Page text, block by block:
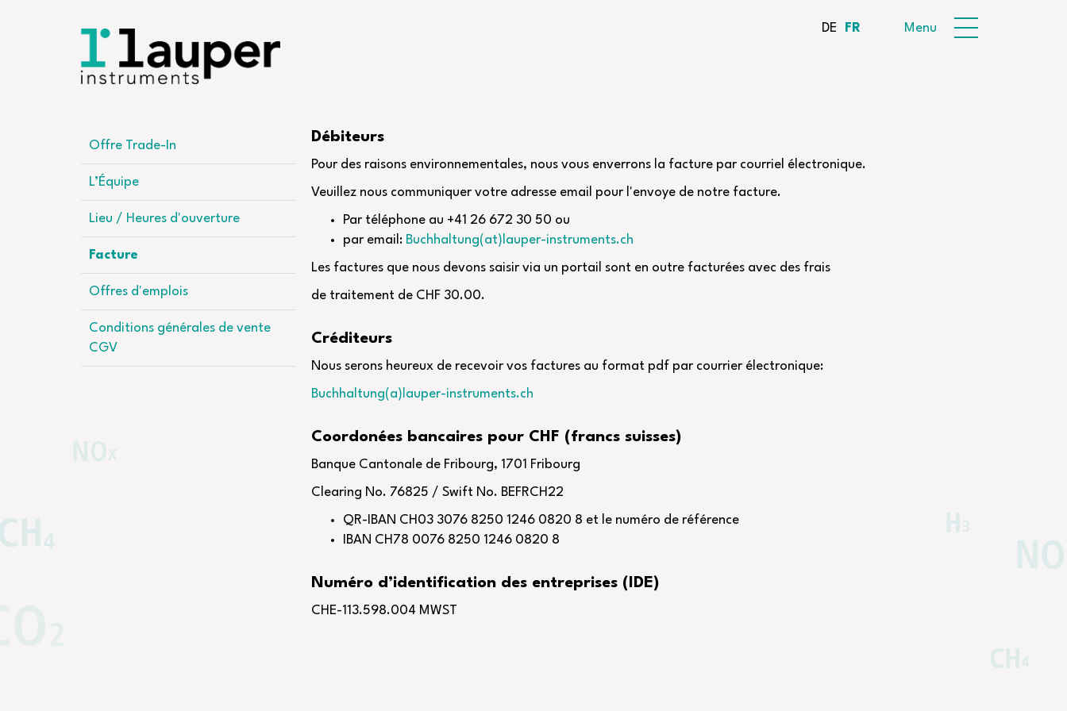
DE FR Menu
Offre Trade-In
L’Équipe
Lieu / Heures d'ouverture
Facture
Offres d'emplois
Conditions générales de vente
CGV
Débiteurs
Pour des raisons environnementales, nous vous enverrons la facture par courriel électronique.
Veuillez nous communiquer votre adresse email pour l'envoye de notre facture.
Par téléphone au +41 26 672 30 50 ou
par email: Buchhaltung(at)lauper-instruments.ch
Les factures que nous devons saisir via un portail sont en outre facturées avec des frais
de traitement de CHF 30.00.
Créditeurs
Nous serons heureux de recevoir vos factures au format pdf par courrier électronique:
Buchhaltung(a)lauper-instruments.ch
Coordonées bancaires pour CHF (francs suisses)
Banque Cantonale de Fribourg, 1701 Fribourg
Clearing No. 76825 / Swift No. BEFRCH22
QR-IBAN CH03 3076 8250 1246 0820 8 et le numéro de référence
IBAN CH78 0076 8250 1246 0820 8
Numéro d’identification des entreprises (IDE)
CHE-113.598.004 MWST